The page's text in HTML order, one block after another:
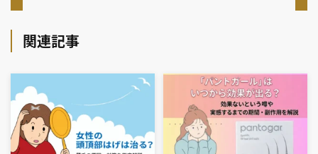
関連記事